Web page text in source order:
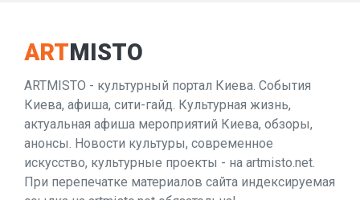
ARTMISTO
ARTMISTO - культурный портал Киева. События
Киева, афиша, сити-гайд. Культурная жизнь,
актуальная афиша мероприятий Киева, обзоры,
анонсы. Новости культуры, современное
искусство, культурные проекты - на artmisto.net.
При перепечатке материалов сайта индексируемая